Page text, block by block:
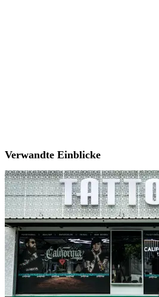
Verwandte Einblicke